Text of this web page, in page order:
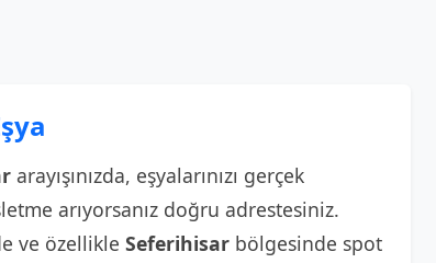
arayışınızda, eşyalarınızı gerçek
arıyorsanız doğru adrestesiniz.
ve özellikle Seferihisar bölgesinde spot